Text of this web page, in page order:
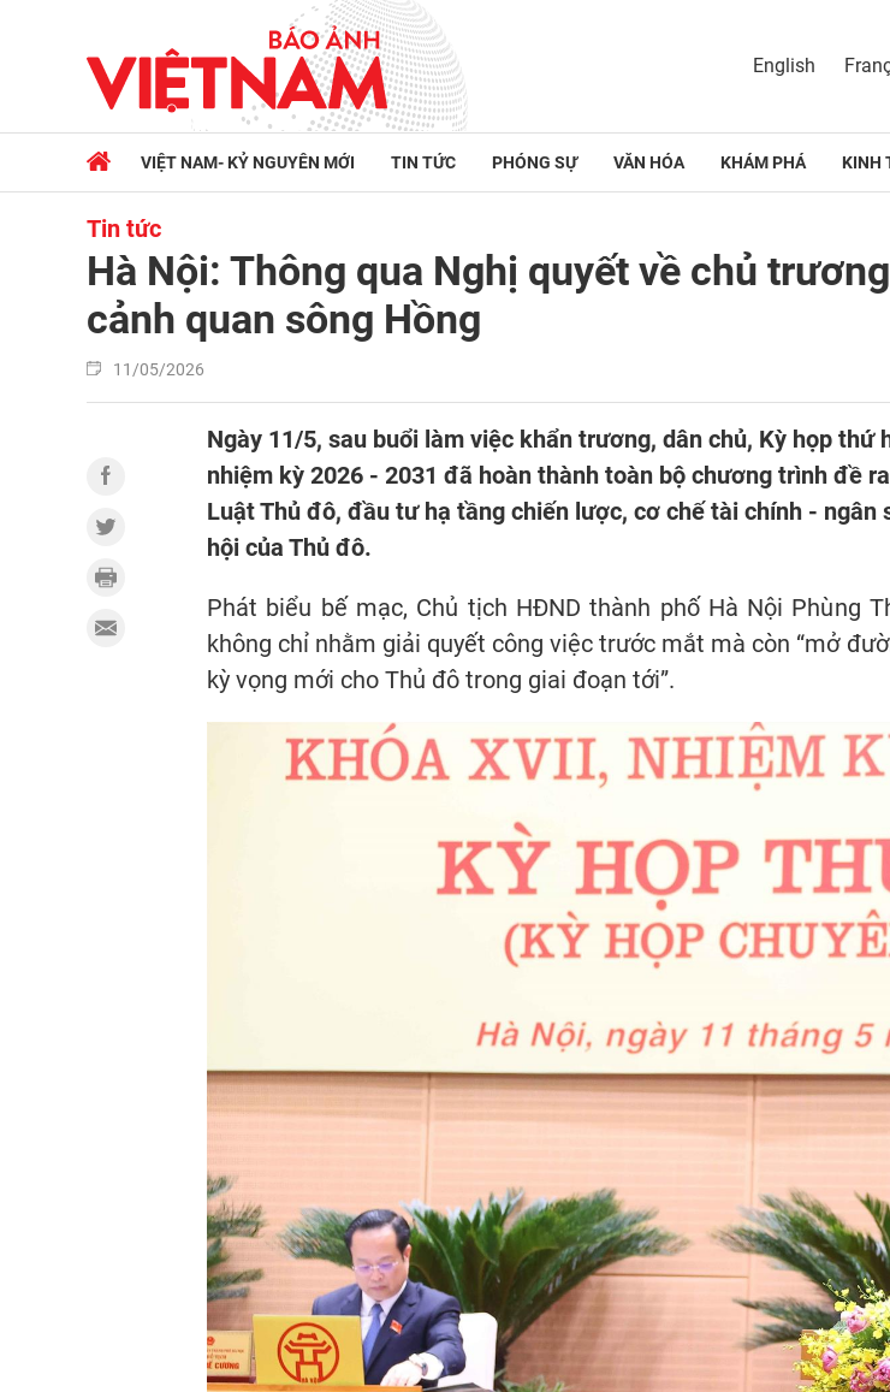
English
VIỆT NAM- KỶ NGUYÊN MỚI TIN TỨC PHÓNG SỰ VĂN HÓA KHÁM PHÁ KINH
Tin tức
Hà Nội: Thông qua Nghị quyết về chủ
cảnh quan sông Hồng
11/05/2026
Ngày 11/5, sau buổi làm việc khẩn trương, dân chủ, Kỳ họp
nhiệm kỳ 2026 - 2031 đã hoàn thành toàn bộ chương trình đề
Luật Thủ đô, đầu tư hạ tầng chiến lược, cơ chế tài chính -
hội của Thủ đô.
Phát biểu bế mạc, Chủ tịch HĐND thành phố Hà Nội Phùng
không chỉ nhằm giải quyết công việc trước mắt mà còn “mở
kỳ vọng mới cho Thủ đô trong giai đoạn tới”.